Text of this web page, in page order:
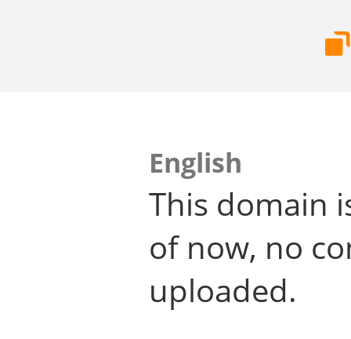
English
This domain
of now, no
uploaded.